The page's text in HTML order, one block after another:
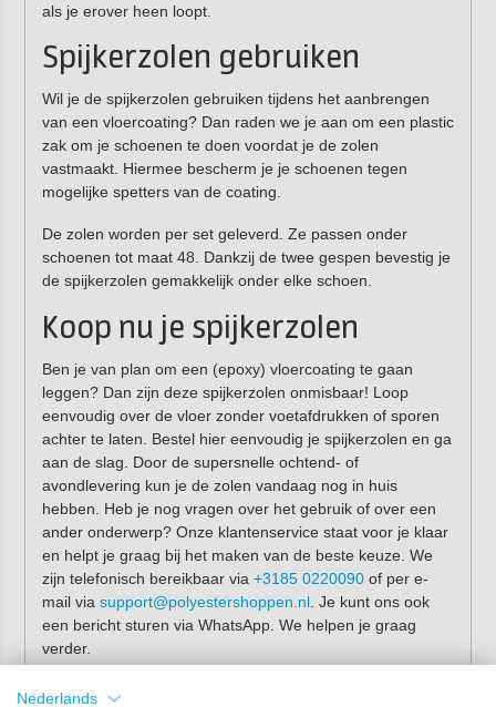
als je erover heen loopt.
Spijkerzolen gebruiken
Wil je de spijkerzolen gebruiken tijdens het aanbrengen
van een vloercoating? Dan raden we je aan om een plastic
zak om je schoenen te doen voordat je de zolen
vastmaakt. Hiermee bescherm je je schoenen tegen
mogelijke spetters van de coating.
De zolen worden per set geleverd. Ze passen onder
schoenen tot maat 48. Dankzij de twee gespen bevestig je
de spijkerzolen gemakkelijk onder elke schoen.
Koop nu je spijkerzolen
Ben je van plan om een (epoxy) vloercoating te gaan
leggen? Dan zijn deze spijkerzolen onmisbaar! Loop
eenvoudig over de vloer zonder voetafdrukken of sporen
achter te laten. Bestel hier eenvoudig je spijkerzolen en ga
aan de slag. Door de supersnelle ochtend- of
avondlevering kun je de zolen vandaag nog in huis
hebben. Heb je nog vragen over het gebruik of over een
ander onderwerp? Onze klantenservice staat voor je klaar
en helpt je graag bij het maken van de beste keuze. We
zijn telefonisch bereikbaar via +3185 0220090of per e-
mail via support@polyestershoppen.nl. Je kunt ons ook
een bericht sturen via WhatsApp. We helpen je graag
verder.
Eigenschappen
Nederlands